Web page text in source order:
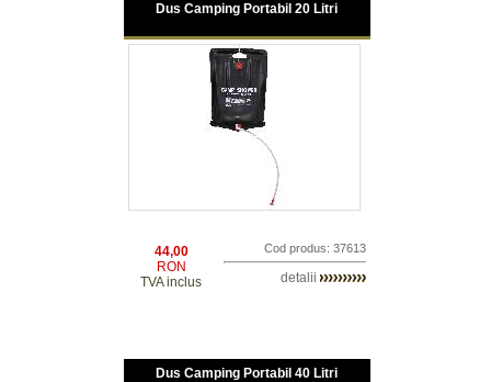
Dus Camping Portabil 20 Litri
44,00
RON
TVA inclus
Cod produs: 37613
detalii
Dus Camping Portabil 40 Litri